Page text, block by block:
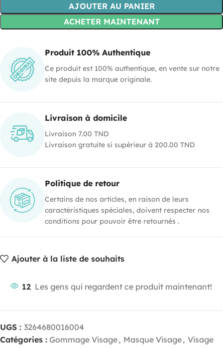
AJOUTER AU PANIER
ACHETER MAINTENANT
Produit 100% Authentique
Ce produit est 100% authentique, en vente sur notre
site depuis la marque originale.
Livraison à domicile
Livraison 7.00 TND
Livraison gratuite si supérieur à 200.00 TND
Politique de retour
Certains de nos articles, en raison de leurs
caractéristiques spéciales, doivent respecter nos
conditions pour pouvoir être retournés .
Ajouter à la liste de souhaits
12 Les gens qui regardent ce produit maintenant!
UGS : 3264680016004
Catégories : Gommage Visage, Masque Visage, Visage